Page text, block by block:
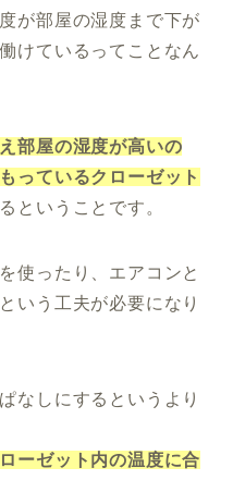
が部屋の湿度まで下が
けているってことなん
部屋の湿度が高いの
っているクローゼット
ということです。
使ったり、エアコンと
いう工夫が必要になり
なしにするというより
ーゼット内の温度に合